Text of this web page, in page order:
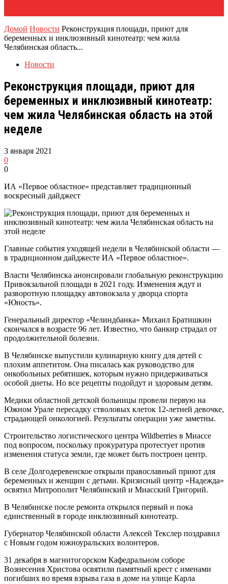
Домой Новости Реконструкция площади, приют для
беременных и инклюзивный кинотеатр: чем жила
Челябинская область...
Новости
Реконструкция площади, приют для
беременных и инклюзивный кинотеатр:
чем жила Челябинская область на этой
неделе
3 января 2021
0
0
ИА «Первое областное» представляет традиционный
воскресный дайджест
Главные события уходящей недели в Челябинской области —
в традиционном дайджесте ИА «Первое областное».
Власти Челябинска анонсировали глобальную реконструкцию
Привокзальной площади в 2021 году. Изменения ждут и
разворотную площадку автовокзала у дворца спорта
«Юность».
Генеральный директор «Челиндбанка» Михаил Братишкин
скончался в возрасте 96 лет. Известно, что банкир страдал от
продолжительной болезни.
В Челябинске выпустили кулинарную книгу для детей с
плохим аппетитом. Она писалась как руководство для
онкобольных ребятишек, которым нужно придерживаться
особой диеты. Но все рецепты подойдут и здоровым детям.
Медики областной детской больницы провели первую на
Южном Урале пересадку стволовых клеток 12-летней девочке,
страдающей онкологией. Результаты операции уже заметны.
Строительство логистического центра Wildberries в Миассе
под вопросом, поскольку прокуратура протестует против
изменения статуса земли, где может быть построен центр.
В селе Долгодеревенское открыли православный приют для
беременных и женщин с детьми. Кризисный центр «Надежда»
освятил Митрополит Челябинский и Миасский Григорий.
В Челябинске после ремонта открылся первый и пока
единственный в городе инклюзивный кинотеатр.
Губернатор Челябинской области Алексей Текслер поздравил
с Новым годом южноуральских волонтеров.
31 декабря в магнитогорском Кафедральном соборе
Вознесения Христова освятили памятный крест с именами
погибших во время взрыва газа в доме на улице Карла